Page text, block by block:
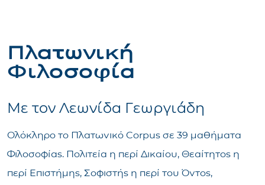
Πλατωνική
Φιλοσοφία
Με τον Λεωνίδα Γεωργιάδη
Ολόκληρο το Πλατωνικό Corpus σε 39 μαθήματα
Φιλοσοφίας. Πολιτεία η περί Δικαίου, Θεαίτητος η
περί Επιστήμης, Σοφιστής η περί του Όντος,